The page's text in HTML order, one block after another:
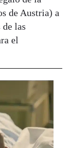
de Austria) a
las
el